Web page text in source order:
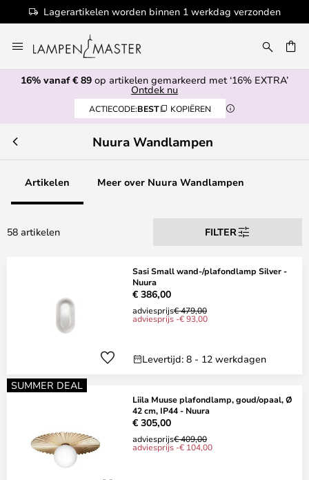
worden binnen 1 werkdag verzonden
naar
de
inhoud
16% vanaf € 89 op artikelen gemarkeerd met ‘16% EXTRA’
Ontdek nu
ACTIECODE:BEST KOPIËREN
Nuura Wandlampen
Artikelen Meer over Nuura Wandlampen
58 artikelen FILTER
Sasi Small wand-/plafondlamp Silver -
Nuura
€ 386,00
adviesprijs€ 479,00
adviesprijs -€ 93,00
Levertijd: 8 - 12 werkdagen
SUMMER DEAL
Liila Muuse plafondlamp, goud/opaal, Ø
42 cm, IP44 - Nuura
€ 305,00
adviesprijs€ 409,00
adviesprijs -€ 104,00